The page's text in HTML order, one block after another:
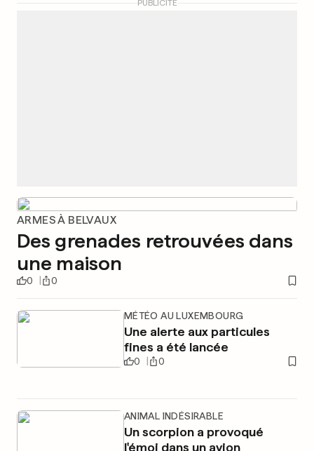
PUBLICITÉ
ARMES À BELVAUX
Des grenades retrouvées dans
une maison
0 0
MÉTÉO AU LUXEMBOURG
Une alerte aux particules
fines a été lancée
0 0
ANIMAL INDÉSIRABLE
Un scorpion a provoqué
l'émoi dans un avion